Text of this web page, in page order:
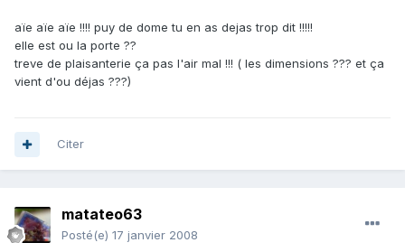
aïe aïe aïe !!!! puy de dome tu en as dejas trop dit !!!!!
elle est ou la porte ??
treve de plaisanterie ça pas l'air mal !!! ( les dimensions ??? et ça
vient d'ou déjas ???)
Citer
matateo63
Posté(e) 17 janvier 2008